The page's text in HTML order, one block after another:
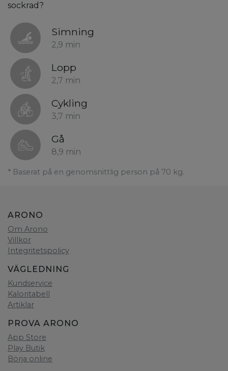
sockrad?
Simning
2,9 min
Lopp
2,7 min
Cykling
3,7 min
Gå
8,9 min
* Baserat på en genomsnittlig person på 70 kg.
ARONO
Om Arono
Villkor
Integritetspolicy
VÄGLEDNING
Kundservice
Kaloritabell
Artiklar
PROVA ARONO
App Store
Play Butik
Börja online